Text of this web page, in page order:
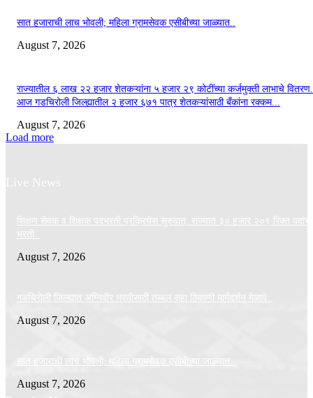
सात हजाराची लाच भोवली; महिला ग्रामसेवक एसीबीच्या जाळ्यात..
August 7, 2026
राज्यातील ६ लाख २२ हजार शेतकऱ्यांना ५ हजार २९ कोटींच्या कर्जमुक्ती लाभाचे
आज गडचिरोली जिल्ह्यातील २ हजार ६७१ पात्र शेतकऱ्यांसाठी बँकांना रक्कम...
August 7, 2026
Load more
Live News
शिक्षण सेवक व शिक्षक पदभरती प्रक्रियेस सुरुवात; राज्यात ३० हजार २०९ रिक्त पदांची
भरती..
August 7, 2026
गडचिरोली जिल्ह्यात अग्निवीर भरतीसाठी तब्बल सहा ठिकाणी मार्गदर्शन मेळावे..
August 7, 2026
सात हजाराची लाच भोवली; महिला ग्रामसेवक एसीबीच्या जाळ्यात..
August 7, 2026